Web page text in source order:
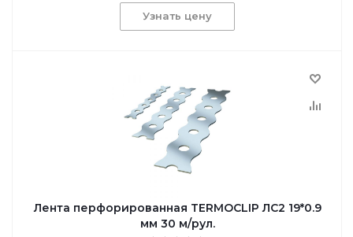
Узнать цену
Лента перфорированная TERMOCLIP ЛС2 19*0.9
мм 30 м/рул.